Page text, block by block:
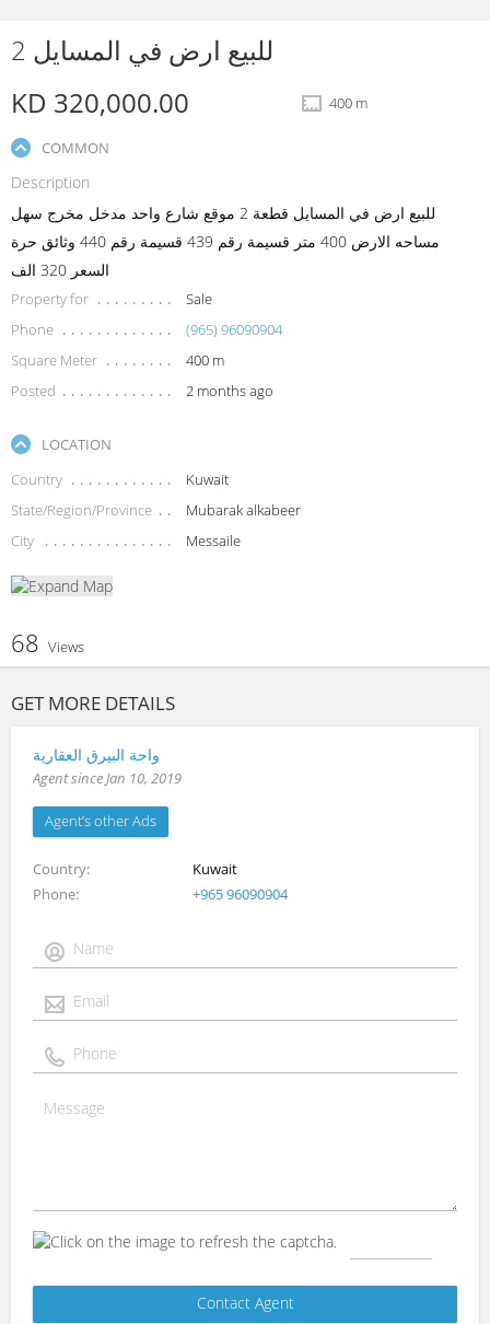
للبيع ارض في المسايل 2
KD 320,000.00
400 m
COMMON
Description
للبيع ارض في المسايل قطعة 2 موقع شارع واحد مدخل مخرج سهل
مساحه الارض 400 متر قسيمة رقم 439 قسيمة رقم 440 وثائق حرة
السعر 320 الف
Property for
Sale
Phone
(965) 96090904
Square Meter
400 m
Posted
2 months ago
LOCATION
Country
Kuwait
State/Region/Province
Mubarak alkabeer
City
Messaile
68 Views
GET MORE DETAILS
واحة البيرق العقارية
Agent since Jan 10, 2019
Agent’s other Ads
Country
Kuwait
Phone
+965 96090904